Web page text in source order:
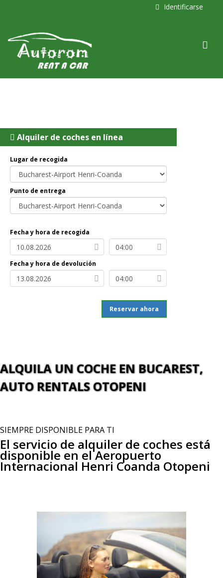
Identificarse
Alquiler de coches en línea
Lugar de recogida
Punto de entrega
Fecha y hora de recogida
Fecha y hora de devolución
Reservar ahora
ALQUILA UN COCHE EN BUCAREST,
AUTO RENTALS OTOPENI
SIEMPRE DISPONIBLE PARA TI
El servicio de alquiler de coches está
disponible en el Aeropuerto
Internacional Henri Coanda Otopeni